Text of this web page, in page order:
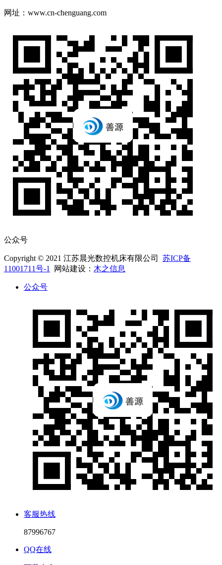
网址：www.cn-chenguang.com
公众号
Copyright © 2021 江苏晨光数控机床有限公司 苏ICP备
11001711号-1
网站建设： 木之信息
公众号
客服热线
87996767
QQ在线